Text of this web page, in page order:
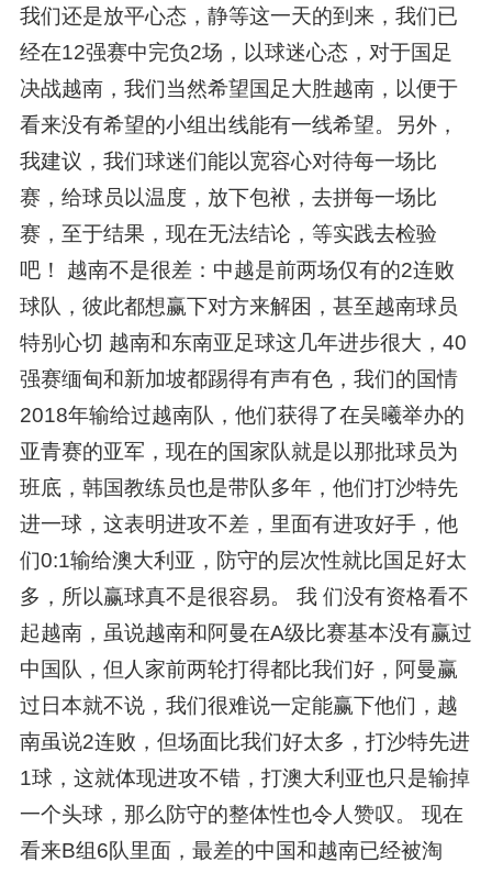
我们还是放平心态，静等这一天的到来，我们已
经在12强赛中完负2场，以球迷心态，对于国足
决战越南，我们当然希望国足大胜越南，以便于
看来没有希望的小组出线能有一线希望。另外，
我建议，我们球迷们能以宽容心对待每一场比
赛，给球员以温度，放下包袱，去拼每一场比
赛，至于结果，现在无法结论，等实践去检验
吧！ 越南不是很差：中越是前两场仅有的2连败
球队，彼此都想赢下对方来解困，甚至越南球员
特别心切 越南和东南亚足球这几年进步很大，40
强赛缅甸和新加坡都踢得有声有色，我们的国情
2018年输给过越南队，他们获得了在吴曦举办的
亚青赛的亚军，现在的国家队就是以那批球员为
班底，韩国教练员也是带队多年，他们打沙特先
进一球，这表明进攻不差，里面有进攻好手，他
们0:1输给澳大利亚，防守的层次性就比国足好太
多，所以赢球真不是很容易。 我 们没有资格看不
起越南，虽说越南和阿曼在A级比赛基本没有赢过
中国队，但人家前两轮打得都比我们好，阿曼赢
过日本就不说，我们很难说一定能赢下他们，越
南虽说2连败，但场面比我们好太多，打沙特先进
1球，这就体现进攻不错，打澳大利亚也只是输掉
一个头球，那么防守的整体性也令人赞叹。 现在
看来B组6队里面，最差的中国和越南已经被淘